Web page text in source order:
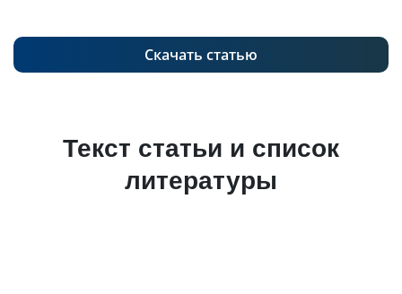
Скачать статью
Текст статьи и список
литературы